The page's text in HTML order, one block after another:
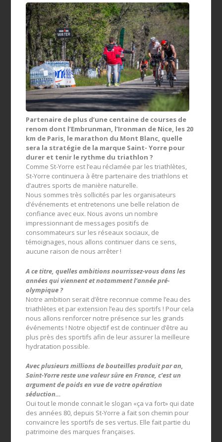
Partenaire de plus d’une centaine de courses de
renom dont l’Embrunman, l’Ironman de Nice, les 20
km de Paris, le marathon du Mont Blanc, quelle
sera la stratégie de la marque Saint- Yorre pour
durer et tenir le rythme du triathlon ?
Comme St-Yorre est l’eau réclamée par les triathlètes,
St-Yorre continuera à être partenaire des triathlons et
d’autres sports de manière naturelle.
Nous sommes très sollicités par les organisateurs
d’événements et entretenons une belle relation de
confiance avec eux. Nous avons un nombre
impressionnant de messages positifs de
consommateurs sur les réseaux sociaux, de
témoignages, nous allons continuer dans ce sens,
aucune raison de nous arrêter !
A ce titre, quelles ambitions nourrissez-vous dans les
années qui viennent et notamment l’année pré-
olympique ?
Notre ambition serait d’être reconnue comme l’eau des
triathlètes et par extension l’eau des sportifs ! Pour cela
nous allons renforcer notre présence sur les grands
événements ! Notre objectif est de continuer d’être au
plus près des sportifs afin de leur assurer la meilleure
hydratation possible.
Avec plusieurs millions de bouteilles produit par an,
Saint-Yorre reste une valeur sûre en France, c’est un
argument de poids en vue de votre opération
séduction…
Oui tout le monde connait le slogan «ça va fort» qui date
des années 80, depuis St-Yorre a fait son chemin pour
convaincre les sportifs de ses vertus. Elle fait partie du
patrimoine des marques françaises.